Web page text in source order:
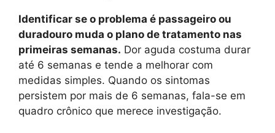
Identificar se o problema é passageiro ou
duradouro muda o plano de tratamento nas
primeiras semanas. Dor aguda costuma durar
até 6 semanas e tende a melhorar com
medidas simples. Quando os sintomas
persistem por mais de 6 semanas, fala-se em
quadro crônico que merece investigação.